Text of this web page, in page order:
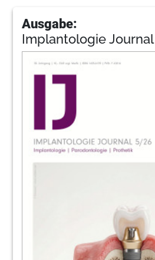
Ausgabe:
Implantologie Journal